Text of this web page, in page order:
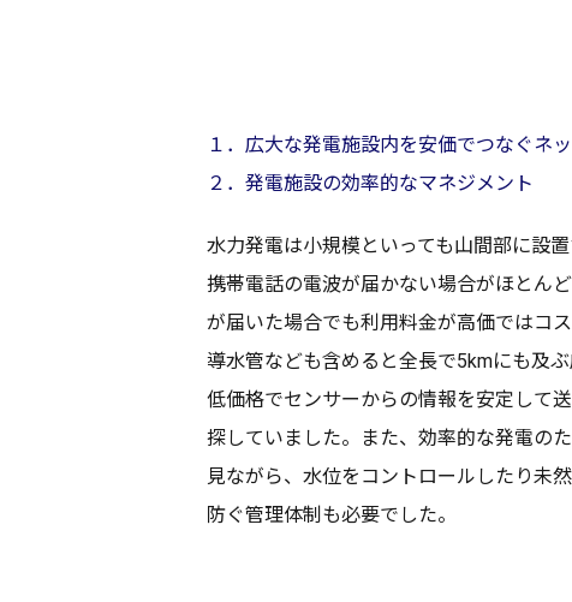
１．広大な発電施設内を安価でつなぐネ
２．発電施設の効率的なマネジメント
水力発電は小規模 といっても山間部に設置
携帯電話の電波が届かない場合がほとん
が届いた場合でも利用料金が高価ではコ
導水管なども含めると全長で5kmにも及ぶ
低価格でセンサーからの情報を安定 して
探していました。また、 効率的な発電の
見ながら、 水位を コントロール したり未然
防ぐ管理体制 も必要でした。